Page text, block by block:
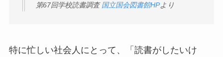
第67回学校読書調査国立国会図書館HPより
特に忙しい社会人にとって、「読書がしたいけ